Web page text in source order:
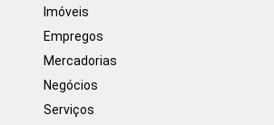
Imóveis
Empregos
Mercadorias
Negócios
Serviços